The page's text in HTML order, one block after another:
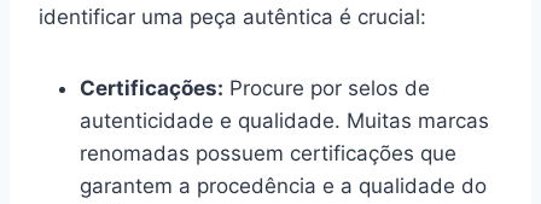
identificar uma peça autêntica é crucial:
Certificações: Procure por selos de
autenticidade e qualidade. Muitas marcas
renomadas possuem certificações que
garantem a procedência e a qualidade do